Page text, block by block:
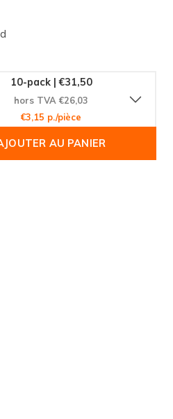
Rejoignez la
et profitez de notre
10-pack | €31,50
hors TVA €26,03
€3,15 p./pièce
AU PANIER